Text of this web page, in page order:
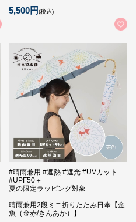
5,500円(税込)
#晴雨兼用 #遮熱 #遮光 #UVカット
#UPF50＋
夏の限定ラッピング対象
晴雨兼用2段ミニ折りたたみ日傘【金
魚（金赤/きんあか）】